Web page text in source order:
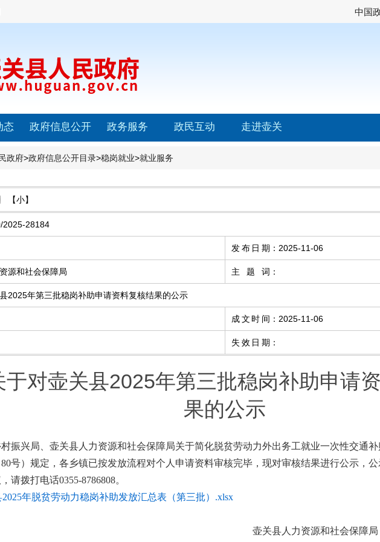
中国
态 政府信息公开 政务服务 政民互动 走进壶关
政府>政府信息公开目录>稳岗就业>就业服务
【小】
2025-28184
发布日期 ： 2025-11-06
源和社会保障局 主题词 ：
2025年第三批稳岗补助申请资料复核结果的公示
成文时间 ： 2025-11-06
失效日期 ：
于对壶关县2025年第三批稳岗补助申请
果的公示
振兴局、壶关县人力资源和社会保障局关于简化脱贫劳动力外出务工就业一次性交通补
80号）规定，各乡镇已按发放流程对个人申请资料审核完毕，现对审核结果进行公示，公
请拨打电话0355-8786808。
年脱贫劳动力稳岗补助发放汇总表（第三批）.xlsx
壶关县人力资源和社会保障局